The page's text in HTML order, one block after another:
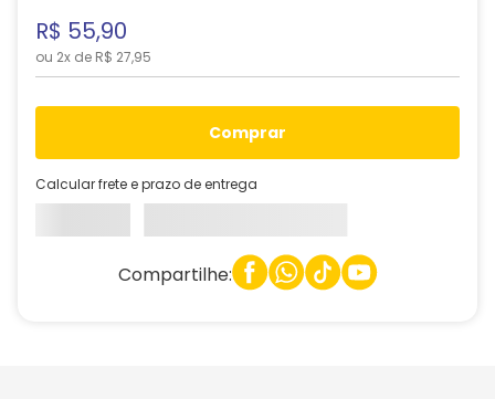
R$ 55,90
ou 2x de R$ 27,95
comprar
Calcular frete e prazo de entrega
Compartilhe: